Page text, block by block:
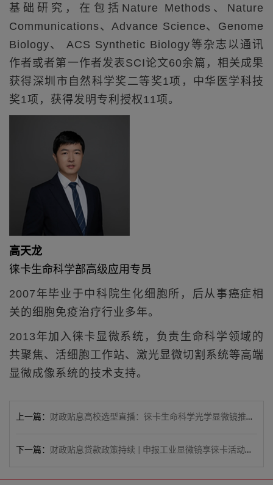
基础研究，在包括Nature Methods、Nature
Communications、Advance Science、Genome
Biology、 ACS Synthetic Biology等杂志以通讯
作者或者第一作者发表SCI论文60余篇，相关成果
获得深圳市自然科学奖二等奖1项，中华医学科技
奖1项，获得发明专利授权11项。
高天龙
徕卡生命科学部高级应用专员
2007年毕业于中科院生化细胞所，后从事癌症相
关的细胞免疫治疗行业多年。
2013年加入徕卡显微系统，负责生命科学领域的
共聚焦、活细胞工作站、激光显微切割系统等高端
显微成像系统的技术支持。
上一篇： 财政贴息高校选型直播：徕卡生命科学光学显微镜推荐方案专场
下一篇： 财政贴息贷款政策持续 | 申报工业显微镜享徕卡活动大礼包